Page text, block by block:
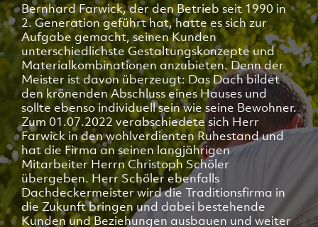
Bernhard Farwick, der den Betrieb seit 1990 in
2. Generation geführt hat, hatte es sich zur
Aufgabe gemacht, seinen Kunden
unterschiedlichste Gestaltungskonzepte und
Materialkombinationen anzubieten. Denn der
Meister ist davon überzeugt: Das Dach bildet
den krönenden Abschluss eines Hauses und
sollte ebenso individuell sein wie seine Bewohner.
Zum 01.07.2022 verabschiedete sich Herr
Farwick in den wohlverdienten Ruhestand und
hat die Firma an seinen langjährigen
Mitarbeiter Herrn Christoph Schöler
übergeben. Herr Schöler ebenfalls
Dachdeckermeister wird die Traditionsfirma in
die Zukunft bringen und dabei bestehende
Kunden und Beziehungen ausbauen und weiter